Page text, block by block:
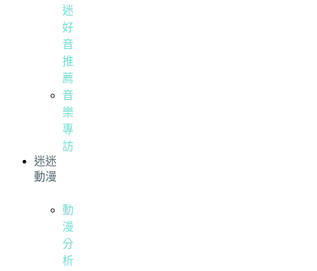
迷
好
音
推
薦
音
樂
專
訪
迷迷
動漫
動
漫
分
析